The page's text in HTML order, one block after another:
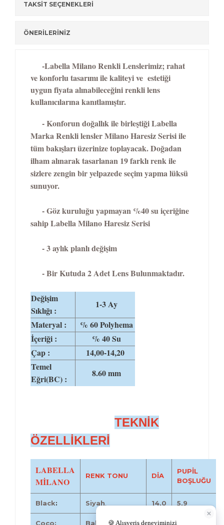
TAKSİT SEÇENEKLERİ
ÖNERİLERİNİZ
-Labella Milano Renkli Lenslerimiz; rahat
ve konforlu tasarımı ile kaliteyi ve estetiği
uygun fiyata alınabileceğini renkli lens
kullanıcılarına kanıtlamıştır.
- Konforun doğallık ile birleştiği Labella
Marka Renkli lensler Milano Haresiz Serisi ile
tüm bakışları üzerinize toplayacak. Doğadan
ilham alınarak tasarlanan 19 farklı renk ile
sizlere zengin bir yelpazede seçim yapma lüksü
sunuyor.
- Göz kuruluğu yapmayan %40 su içeriğine
sahip Labella Milano Haresiz Serisi
- 3 aylık planlı değişim
- Bir Kutuda 2 Adet Lens Bulunmaktadır.
Değişim
Sıklığı :
1-3 Ay
Materyal :
% 60 Polyhema
İçeriği :
% 40 Su
Çap :
14,00-14,20
Temel
Eğri(BC) :
8.60 mm
TEKNİK
ÖZELLİKLERİ
LABELLA
MİLANO
RENK TONU DİA
PUPİL
BOŞLUĞU
Black: Siyah 14,0 5,9
Coco: Bal ela. 14,2